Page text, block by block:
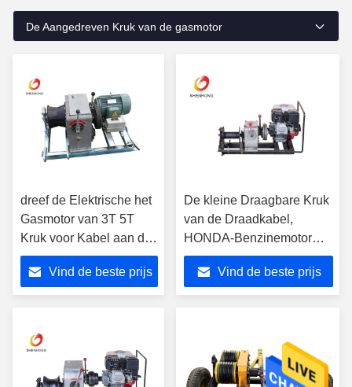
De Aangedreven Kruk van de gasmotor
dreef de Elektrische het
Gasmotor van 3T 5T
Kruk voor Kabel aan die
in Lijnbouw trekken
Vind de beste prijs
De kleine Draagbare Kruk
van de Draadkabel,
HONDA-Benzinemotor
dreef Kruk10kn Capaciteit
aan
Vind de beste prijs